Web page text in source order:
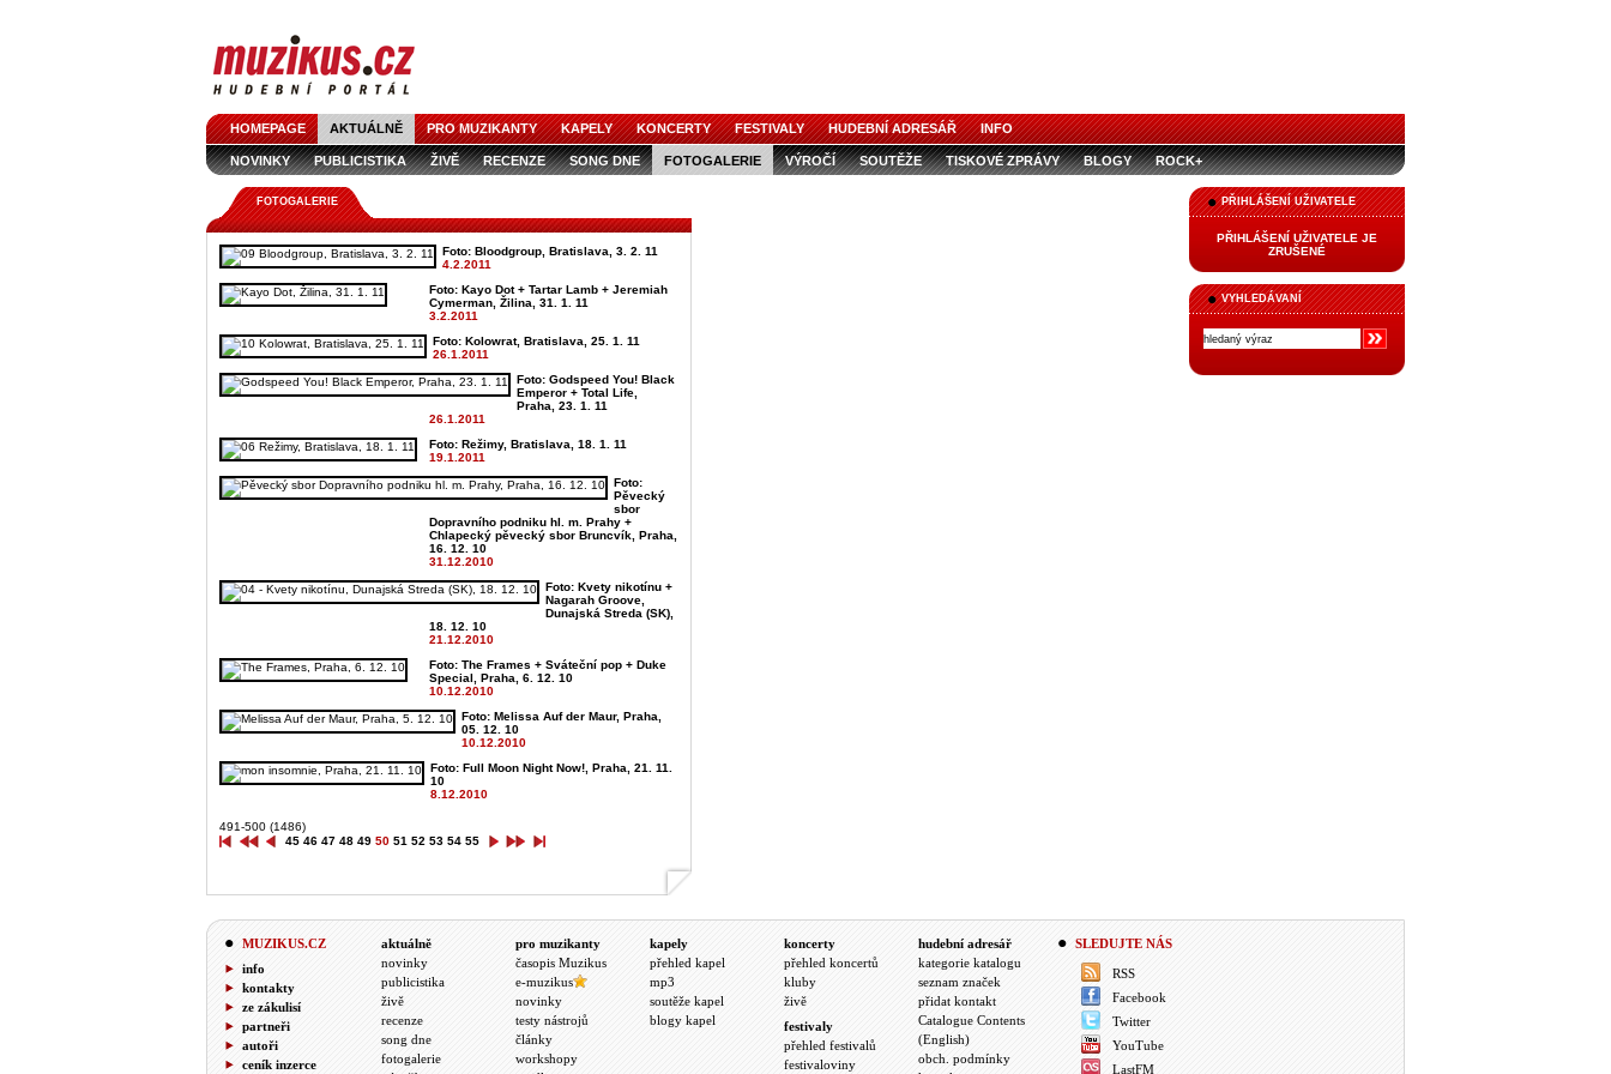
HOMEPAGE AKTUÁLNĚ PRO MUZIKANTY KAPELY KONCERTY FESTIVALY HUDEBNÍ ADRESÁŘ INFO
NOVINKY PUBLICISTIKA ŽIVĚ RECENZE SONG DNE FOTOGALERIE VÝROČÍ SOUTĚŽE TISKOVÉ ZPRÁVY BLOGY ROCK+
PŘIHLÁŠENÍ UŽIVATELE
PŘIHLÁŠENÍ UŽIVATELE JE
ZRUŠENÉ
VYHLEDÁVANÍ
FOTOGALERIE
Foto: Bloodgroup, Bratislava, 3. 2. 11
4.2.2011
Foto: Kayo Dot + Tartar Lamb + Jeremiah
Cymerman, Žilina, 31. 1. 11
3.2.2011
Foto: Kolowrat, Bratislava, 25. 1. 11
26.1.2011
Foto: Godspeed You! Black
Emperor + Total Life,
Praha, 23. 1. 11
26.1.2011
Foto: Režimy, Bratislava, 18. 1. 11
19.1.2011
Foto:
Pěvecký
sbor
Dopravního podniku hl. m. Prahy +
Chlapecký pěvecký sbor Bruncvík, Praha,
16. 12. 10
31.12.2010
Foto: Kvety nikotínu +
Nagarah Groove,
Dunajská Streda (SK),
18. 12. 10
21.12.2010
Foto: The Frames + Sváteční pop + Duke
Special, Praha, 6. 12. 10
10.12.2010
Foto: Melissa Auf der Maur, Praha,
05. 12. 10
10.12.2010
Foto: Full Moon Night Now!, Praha, 21. 11.
10
8.12.2010
491-500 (1486)
45 46 47 48 49 50 51 52 53 54 55
MUZIKUS.CZ
info
kontakty
ze zákulisí
partneři
autoři
ceník inzerce
aktuálně
novinky
publicistika
živě
recenze
song dne
fotogalerie
pro muzikanty
časopis Muzikus
e-muzikus
novinky
testy nástrojů
články
workshopy
kapely
přehled kapel
mp3
soutěže kapel
blogy kapel
koncerty
přehled koncertů
kluby
živě
festivaly
přehled festivalů
festivaloviny
hudební adresář
kategorie katalogu
seznam značek
přidat kontakt
Catalogue Contents
(English)
obch. podmínky
SLEDUJTE NÁS
RSS
Facebook
Twitter
YouTube
LastFM